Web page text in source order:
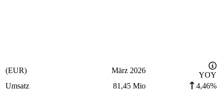
(EUR) März 2026
YOY
Umsatz
81,45 Mio
4,46%